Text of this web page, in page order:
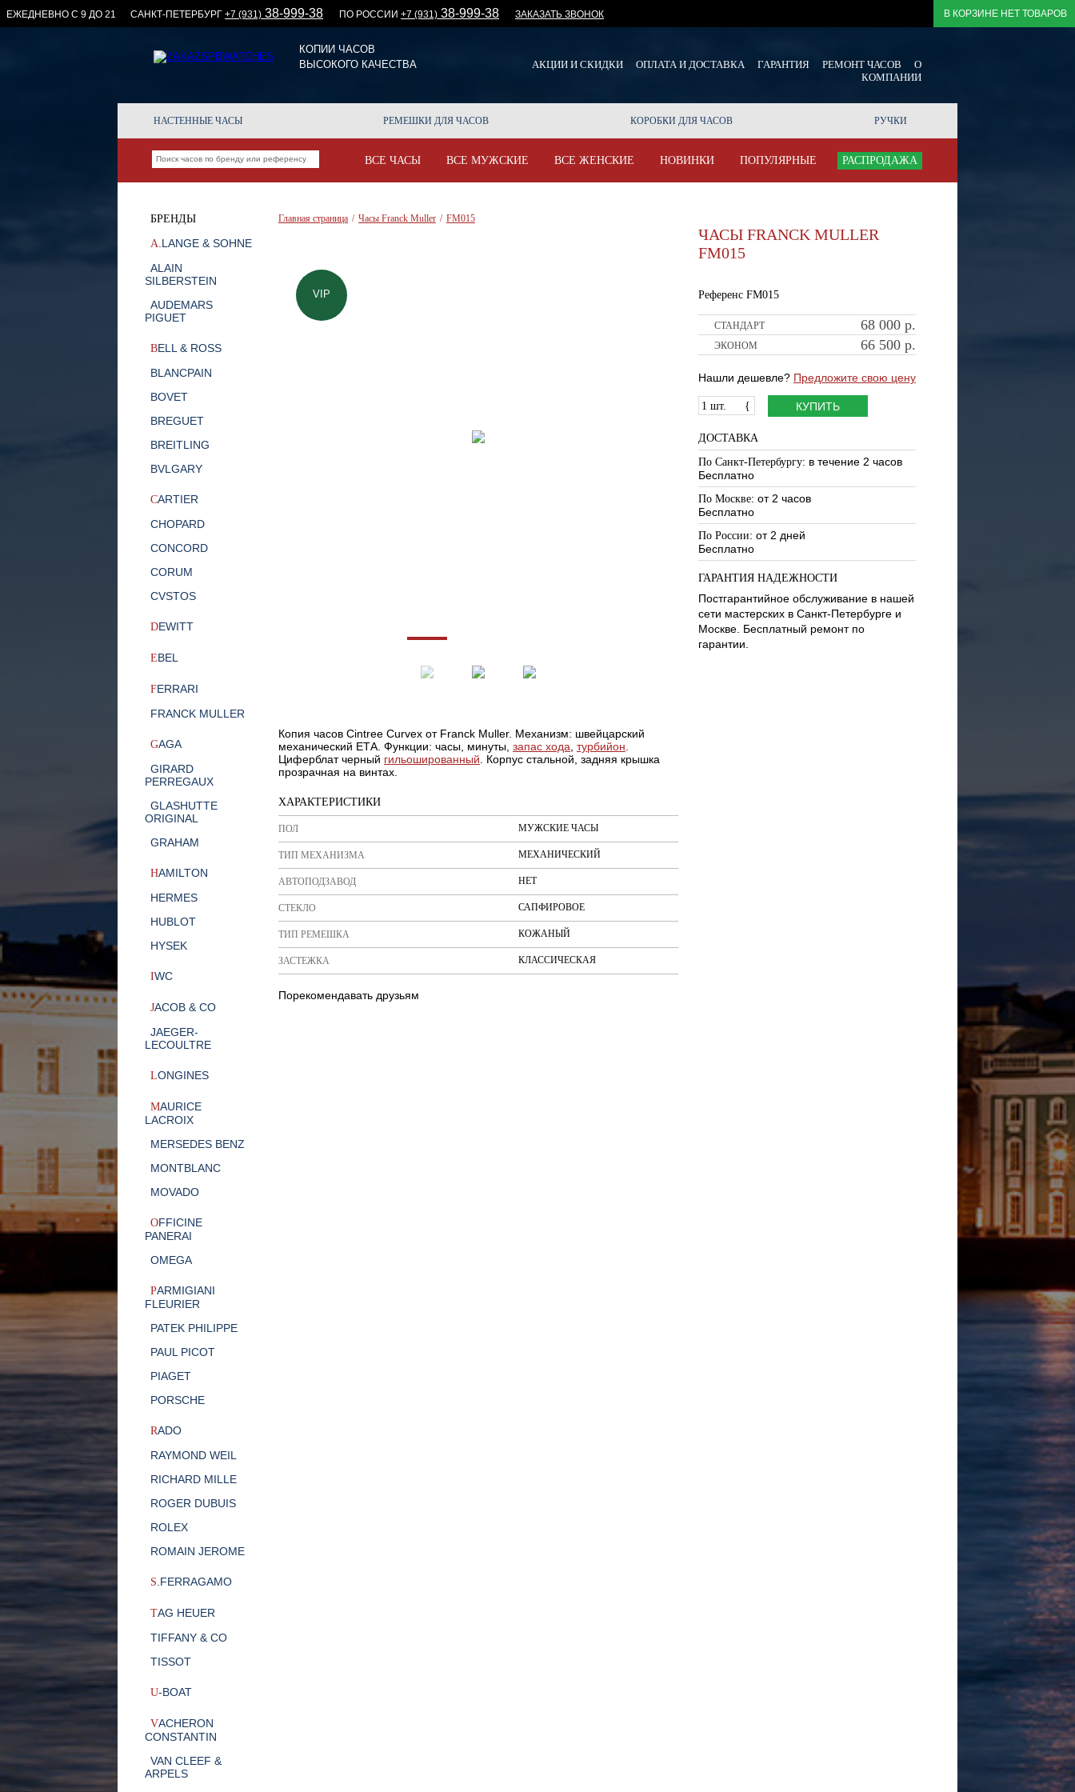
ЕЖЕДНЕВНО С 9 ДО 21 CАНКТ-ПЕТЕРБУРГ +7 (931) 38-999-38 ПО РОССИИ +7 (931) 38-999-38 ЗАКАЗАТЬ ЗВОНОК В КОРЗИНЕ НЕТ ТОВАРОВ
КОПИИ ЧАСОВ
ВЫСОКОГО КАЧЕСТВА
АКЦИИ И СКИДКИ ОПЛАТА И ДОСТАВКА ГАРАНТИЯ РЕМОНТ ЧАСОВ
О
КОМПАНИИ
НАСТЕННЫЕ ЧАСЫ РЕМЕШКИ ДЛЯ ЧАСОВ КОРОБКИ ДЛЯ ЧАСОВ РУЧКИ
ВСЕ ЧАСЫ ВСЕ МУЖСКИЕ ВСЕ ЖЕНСКИЕ НОВИНКИ ПОПУЛЯРНЫЕ РАСПРОДАЖА
БРЕНДЫ
A .LANGE & SOHNE
ALAIN
SILBERSTEIN
AUDEMARS
PIGUET
BELL & ROSS
BLANCPAIN
BOVET
BREGUET
BREITLING
BVLGARY
CARTIER
CHOPARD
CONCORD
CORUM
CVSTOS
DEWITT
EBEL
FERRARI
FRANCK MULLER
GAGA
GIRARD
PERREGAUX
GLASHUTTE
ORIGINAL
GRAHAM
HAMILTON
HERMES
HUBLOT
HYSEK
IWC
JACOB & CO
JAEGER-
LECOULTRE
LONGINES
MAURICE
LACROIX
MERSEDES BENZ
MONTBLANC
MOVADO
OFFICINE
PANERAI
OMEGA
PARMIGIANI
FLEURIER
PATEK PHILIPPE
PAUL PICOT
PIAGET
PORSCHE
RADO
RAYMOND WEIL
RICHARD MILLE
ROGER DUBUIS
ROLEX
ROMAIN JEROME
S .FERRAGAMO
TAG HEUER
TIFFANY & CO
TISSOT
U-BOAT
VACHERON
CONSTANTIN
VAN CLEEF &
ARPELS
Главная страница / Часы Franck Muller / FM015
VIP
Копия часов Cintree Curvex от Franck Muller. Механизм: швейцарский
механический ЕТА. Функции: часы, минуты, запас хода турбийон
Циферблат черный гильошированный . Корпус стальной, задняя крышка
прозрачная на винтах.
ХАРАКТЕРИСТИКИ
ПОЛ МУЖСКИЕ ЧАСЫ
ТИП МЕХАНИЗМА МЕХАНИЧЕСКИЙ
АВТОПОДЗАВОД НЕТ
СТЕКЛО САПФИРОВОЕ
ТИП РЕМЕШКА КОЖАНЫЙ
ЗАСТЕЖКА КЛАССИЧЕСКАЯ
Порекомендавать друзьям
ЧАСЫ FRANCK MULLER
FM015
Референс FM015
СТАНДАРТ 68 000 р.
ЭКОНОМ 66 500 р.
Нашли дешевле? Предложите свою цену
{
1 шт. КУПИТЬ
ДОСТАВКА
По Санкт-Петербургу: в течение 2 часов
Бесплатно
По Москве: от 2 часов
Бесплатно
По России: от 2 дней
Бесплатно
ГАРАНТИЯ НАДЕЖНОСТИ
Постгарантийное обслуживание в нашей
сети мастерских в Санкт-Петербурге и
Москве. Бесплатный ремонт по
гарантии.